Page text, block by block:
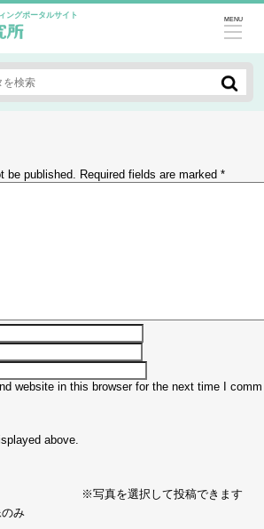
ングポータルサイト MENU
be published. Required fields are marked *
website in this browser for the next time I comm
above.
※写真を選択して投稿できます
み